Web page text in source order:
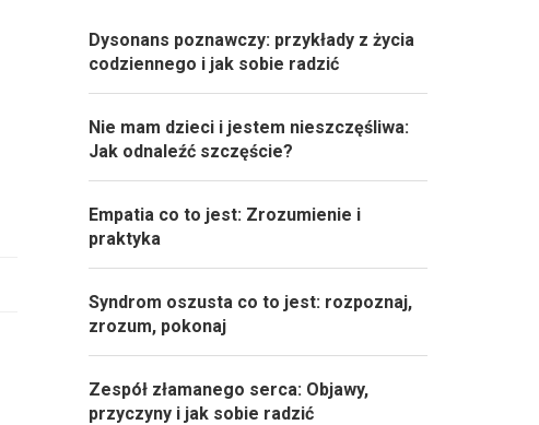
Dysonans poznawczy: przykłady z życia
codziennego i jak sobie radzić
Nie mam dzieci i jestem nieszczęśliwa:
Jak odnaleźć szczęście?
Empatia co to jest: Zrozumienie i
praktyka
Syndrom oszusta co to jest: rozpoznaj,
zrozum, pokonaj
Zespół złamanego serca: Objawy,
przyczyny i jak sobie radzić